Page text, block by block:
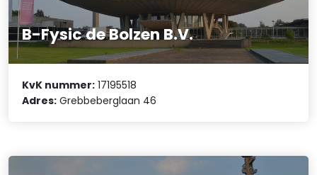
B-Fysic de Bolzen B.V.
KvK nummer: 17195518
Adres: Grebbeberglaan 46